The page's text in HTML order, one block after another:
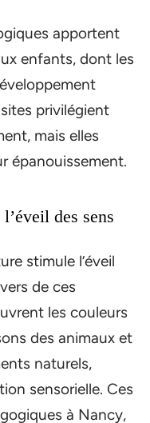
apportent
enfants, dont les
privilégient
mais elles
épanouissement.
des sens
stimule l’éveil
de ces
les couleurs
des animaux et
naturels,
sensorielle. Ces
à Nancy,